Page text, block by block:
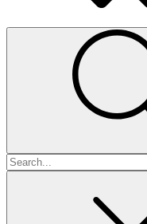
Hľadať: